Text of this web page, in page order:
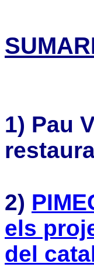
1) Pau
2)
els
del